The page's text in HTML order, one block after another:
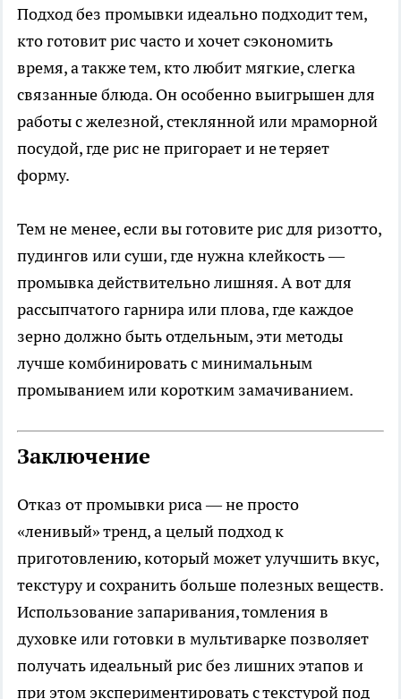
Подход без промывки идеально подходит тем,
кто готовит рис часто и хочет сэкономить
время, а также тем, кто любит мягкие, слегка
связанные блюда. Он особенно выигрышен для
работы с железной, стеклянной или мраморной
посудой, где рис не пригорает и не теряет
форму.
Тем не менее, если вы готовите рис для ризотто,
пудингов или суши, где нужна клейкость —
промывка действительно лишняя. А вот для
рассыпчатого гарнира или плова, где каждое
зерно должно быть отдельным, эти методы
лучше комбинировать с минимальным
промыванием или коротким замачиванием.
Заключение
Отказ от промывки риса — не просто
«ленивый» тренд, а целый подход к
приготовлению, который может улучшить вкус,
текстуру и сохранить больше полезных веществ.
Использование запаривания, томления в
духовке или готовки в мультиварке позволяет
получать идеальный рис без лишних этапов и
при этом экспериментировать с текстурой под